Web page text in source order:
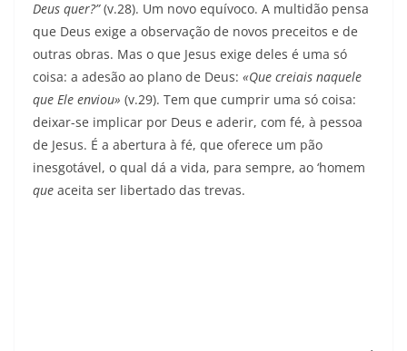
Deus quer?”(v.28). Um novo equívoco. A multidão pensa
que Deus exige a observação de novos preceitos e de
outras obras. Mas o que Jesus exige deles é uma só
coisa: a adesão ao plano de Deus: «Que creiais naquele
que Ele enviou» (v.29). Tem que cumprir uma só coisa:
deixar-se implicar por Deus e aderir, com fé, à pessoa
de Jesus. É a abertura à fé, que oferece um pão
inesgotável, o qual dá a vida, para sempre, ao ‘homem
que aceita ser libertado das trevas.